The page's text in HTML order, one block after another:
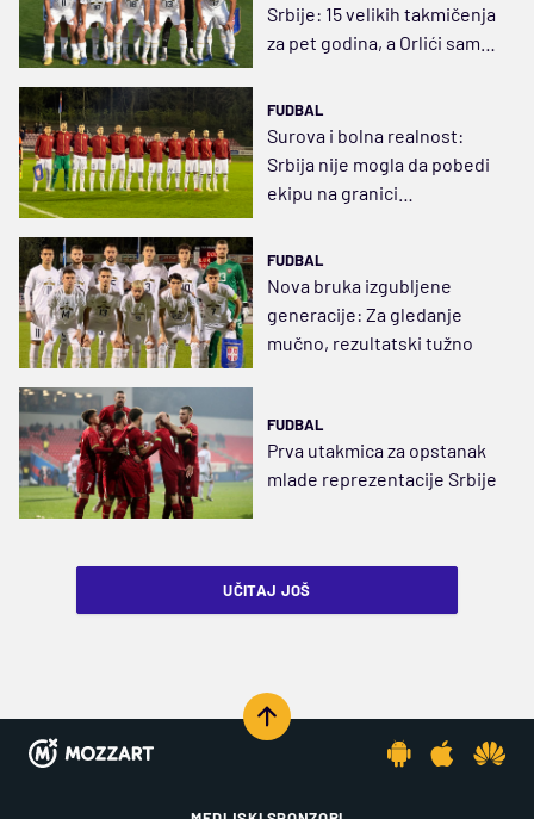
Srbije: 15 velikih takmičenja
za pet godina, a Orlići samo
FUDBAL
Surova i bolna realnost:
Srbija nije mogla da pobedi
ekipu na granici
FUDBAL
Nova bruka izgubljene
generacije: Za gledanje
mučno, rezultatski tužno
FUDBAL
Prva utakmica za opstanak
mlade reprezentacije Srbije
UČITAJ JOŠ